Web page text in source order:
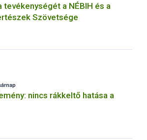
tevékenységét a NÉBIH és a
Szövetsége
nincs rákkeltő hatása a